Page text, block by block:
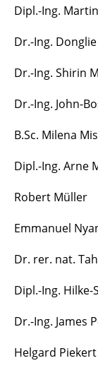
Dipl.-Ing.
Dr.-Ing.
Dr.-Ing. Shirin
Dr.-Ing. John-
B.Sc. Milena
Dipl.-Ing. Arne
Robert Müller
Emmanuel
Dr. rer. nat.
Dipl.-Ing.
Dr.-Ing. James
Helgard Piekert